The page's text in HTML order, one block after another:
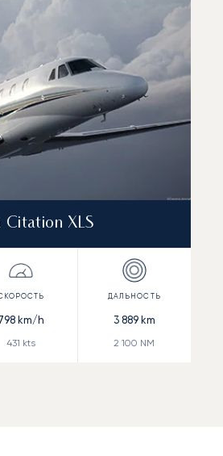
Citation XLS
km/h
431 kts
3 889km
2 100 NM